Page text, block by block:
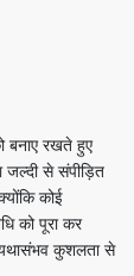
बनाए रखते हुए
से संपीड़ित
कोई
को पूरा कर
कुशलता से